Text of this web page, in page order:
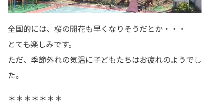
全国的には、桜の開花も早くなりそうだとか・・・
とても楽しみです。
ただ、季節外れの気温に子どもたちはお疲れのようでし
た。
＊＊＊＊＊＊＊